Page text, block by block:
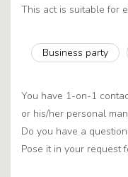
This act is suitable for
Business party
You have 1-on-1
or his/her personal
Do you have a
Pose it in your request